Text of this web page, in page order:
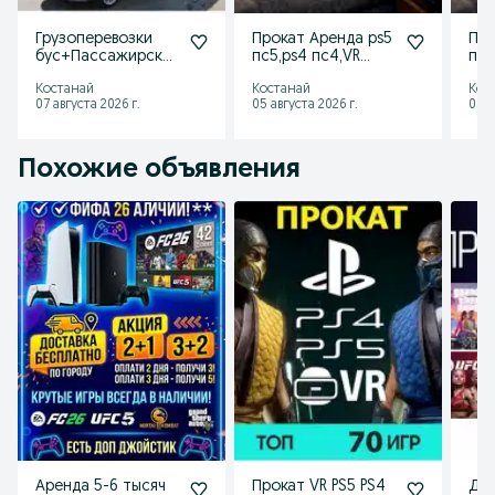
THE QUARRY (ужастик на двоих)
REANIMAL (хоррор на двоих)
Возможно аренда с телевизором 32 и 43 дюйма
Звоните или пишите на вотсап.
Грузоперевозки
бус+Пассажирски
Костанай
07 августа 2026 г.
Прокат Аренда ps5
пс5,ps4 пс4,VR
Костанай
05 августа 2026 г.
05
Похожие объявления
Аренда 5-6 тысяч Прокат VR PS5 PS4